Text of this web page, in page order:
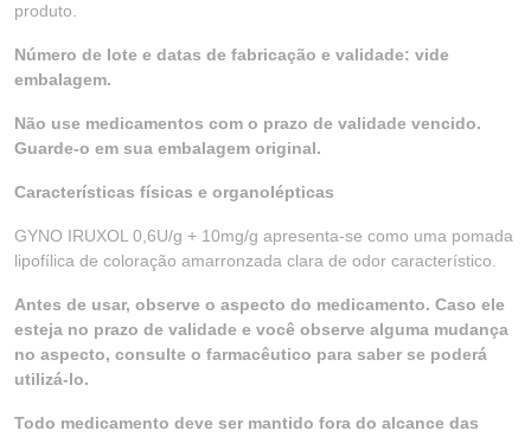
produto.
Número de lote e datas de fabricação e validade: vide
embalagem.
Não use medicamentos com o prazo de validade vencido.
Guarde-o em sua embalagem original.
Características físicas e organolépticas
GYNO IRUXOL 0,6U/g + 10mg/g apresenta-se como uma pomada
lipofílica de coloração amarronzada clara de odor característico.
Antes de usar, observe o aspecto do medicamento. Caso ele
esteja no prazo de validade e você observe alguma mudança
no aspecto, consulte o farmacêutico para saber se poderá
utilizá-lo.
Todo medicamento deve ser mantido fora do alcance das